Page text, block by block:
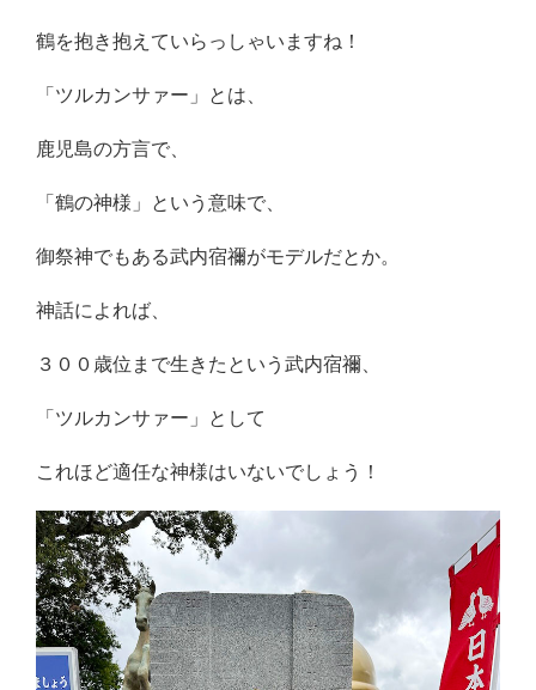
鶴を抱き抱えていらっしゃいますね！
「ツルカンサァー」とは、
鹿児島の方言で、
「鶴の神様」という意味で、
御祭神でもある武内宿禰がモデルだとか。
神話によれば、
３００歳位まで生きたという武内宿禰、
「ツルカンサァー」として
これほど適任な神様はいないでしょう！